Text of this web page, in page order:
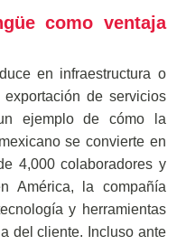
como ventaja
en infraestructura o
de servicios
ejemplo de cómo la
se convierte en
4,000 colaboradores y
América, la compañía
y herramientas
del cliente. Incluso ante